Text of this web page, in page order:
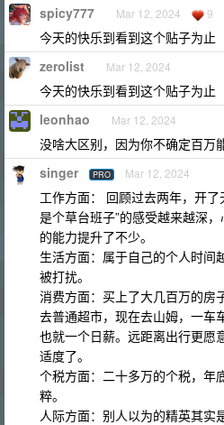
spicy777 Mar 12, 2024 9
今天的快乐到看到这个贴子为止
zerolist Mar 12, 2024
今天的快乐到看到这个贴子为止
leonhao Mar 12, 2024
没啥大区别，因为你不确定百万
singer PRO Mar 12, 2024
工作方面： 回顾过去两年，开
是个草台班子”的感受越来越深
的能力提升了不少。
生活方面：属于自己的个人时间
被打扰。
消费方面：买上了大几百万的房
去普通超市，现在去山姆，一车
也就一个日薪。远距离出行更愿
适度了。
个税方面：二十多万的个税，年
粹。
人际方面：别人以为的精英其实